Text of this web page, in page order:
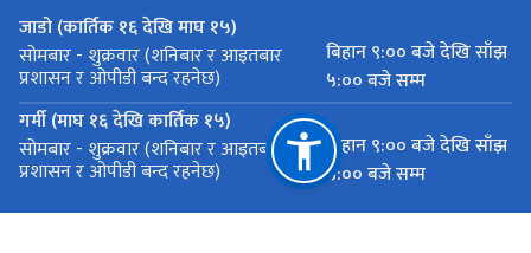
जाडो (कार्तिक १६ देखि माघ १५)
सोमबार - शुक्रवार (शनिबार र आइतबार
प्रशासन र ओपीडी बन्द रहनेछ)
बिहान ९:०० बजे देखि साँझ
५:०० बजे सम्म
गर्मी (माघ १६ देखि कार्तिक १५)
सोमबार - शुक्रवार (शनिबार र आइतबार
प्रशासन र ओपीडी बन्द रहनेछ)
बिहान ९:०० बजे देखि साँझ
५:०० बजे सम्म